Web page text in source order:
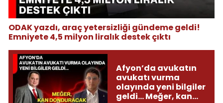
ODAK yazdı, araç yetersizliği gündeme geldi!
Emniyete 4,5 milyon liralık destek çıktı
Afyon’da avukatın
avukatı vurma
olayında yeni bilgiler
geldi... Meğer, kan